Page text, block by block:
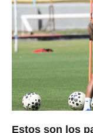
Estos son los